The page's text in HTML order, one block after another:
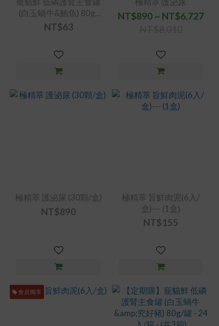
(白玉蝸牛&鮪魚) 80g/
罐 - (1入)
NT$63
NT$890 ~ NT$6,727
極精萃 護泌尿 (30顆/盒)
NT$890
極精萃 旨鮮肉泥(6入/
盒)--- (1盒)
NT$155
會員獨享